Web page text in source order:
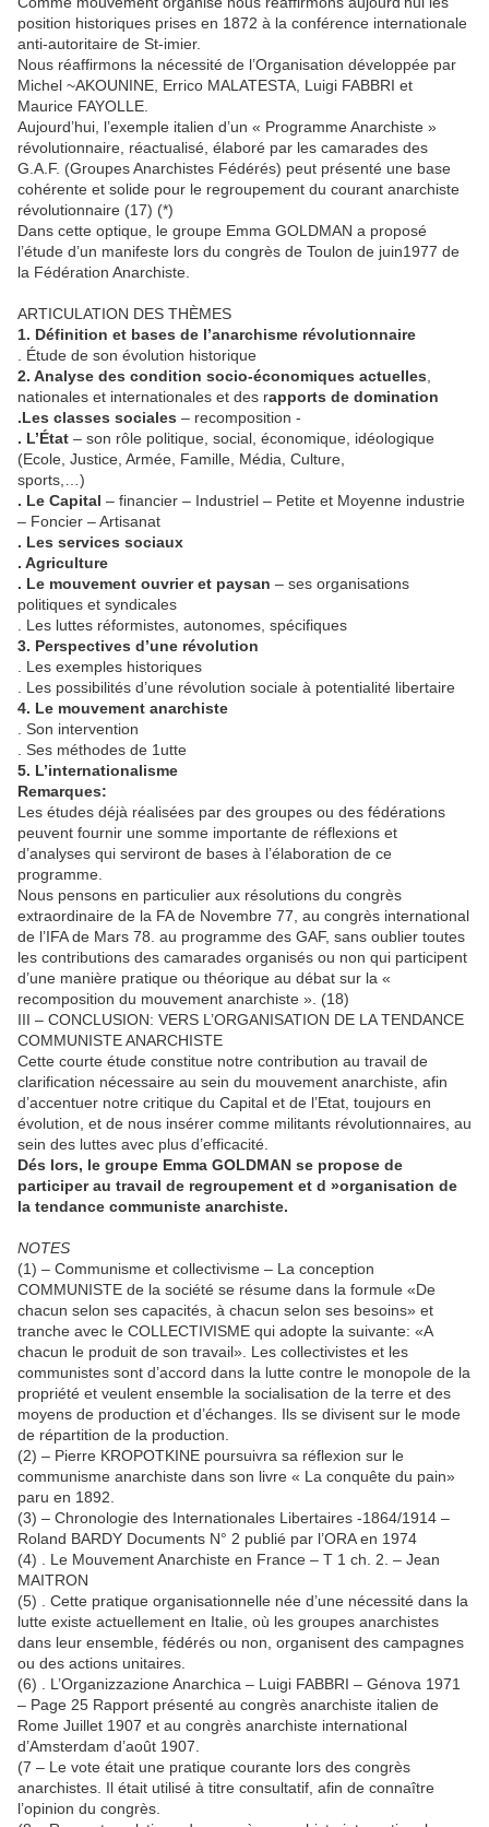
position historiques prises en 1872 à la conférence internationale
anti-autoritaire de St-imier.
Nous réaffirmons la nécessité de l’Organisation développée par
Michel ~AKOUNINE, Errico MALATESTA, Luigi FABBRI et
Maurice FAYOLLE.
Aujourd’hui, l’exemple italien d’un « Programme Anarchiste »
révolutionnaire, réactualisé, élaboré par les camarades des
G.A.F. (Groupes Anarchistes Fédérés) peut présenté une base
cohérente et solide pour le regroupement du courant anarchiste
révolutionnaire (17) (*)
Dans cette optique, le groupe Emma GOLDMAN a proposé
l’étude d’un manifeste lors du congrès de Toulon de juin1977 de
la Fédération Anarchiste.
ARTICULATION DES THÈMES
1. Définition et bases de l’anarchisme révolutionnaire
. Étude de son évolution historique
2. Analyse des condition socio-économiques actuelles
nationales et internationales et des rapports de domination
.Les classes sociales – recomposition -
. L’État – son rôle politique, social, économique, idéologique
(Ecole, Justice, Armée, Famille, Média, Culture,
sports,…)
. Le Capital – financier – Industriel – Petite et Moyenne industrie
– Foncier – Artisanat
. Les services sociaux
. Agriculture
. Le mouvement ouvrier et paysan – ses organisations
politiques et syndicales
. Les luttes réformistes, autonomes, spécifiques
3. Perspectives d’une révolution
. Les exemples historiques
. Les possibilités d’une révolution sociale à potentialité libertaire
4. Le mouvement anarchiste
. Son intervention
. Ses méthodes de 1utte
5. L’internationalisme
Remarques:
Les études déjà réalisées par des groupes ou des fédérations
peuvent fournir une somme importante de réflexions et
d’analyses qui serviront de bases à l’élaboration de ce
programme.
Nous pensons en particulier aux résolutions du congrès
extraordinaire de la FA de Novembre 77, au congrès international
de l’IFA de Mars 78. au programme des GAF, sans oublier toutes
les contributions des camarades organisés ou non qui participent
d’une manière pratique ou théorique au débat sur la «
recomposition du mouvement anarchiste ». (18)
III – CONCLUSION: VERS L’ORGANISATION DE LA TENDANCE
COMMUNISTE ANARCHISTE
Cette courte étude constitue notre contribution au travail de
clarification nécessaire au sein du mouvement anarchiste, afin
d’accentuer notre critique du Capital et de l’Etat, toujours en
évolution, et de nous insérer comme militants révolutionnaires, au
sein des luttes avec plus d’efficacité.
Dés lors, le groupe Emma GOLDMAN se propose de
participer au travail de regroupement et d »organisation de
la tendance communiste anarchiste.
NOTES
(1) – Communisme et collectivisme – La conception
COMMUNISTE de la société se résume dans la formule «De
chacun selon ses capacités, à chacun selon ses besoins» et
tranche avec le COLLECTIVISME qui adopte la suivante: «A
chacun le produit de son travail». Les collectivistes et les
communistes sont d’accord dans la lutte contre le monopole de la
propriété et veulent ensemble la socialisation de la terre et des
moyens de production et d’échanges. Ils se divisent sur le mode
de répartition de la production.
(2) – Pierre KROPOTKINE poursuivra sa réflexion sur le
communisme anarchiste dans son livre « La conquête du pain»
paru en 1892.
(3) – Chronologie des Internationales Libertaires -1864/1914 –
Roland BARDY Documents N° 2 publié par l’ORA en 1974
(4) . Le Mouvement Anarchiste en France – T 1 ch. 2. – Jean
MAITRON
(5) . Cette pratique organisationnelle née d’une nécessité dans la
lutte existe actuellement en Italie, où les groupes anarchistes
dans leur ensemble, fédérés ou non, organisent des campagnes
ou des actions unitaires.
(6) . L’Organizzazione Anarchica – Luigi FABBRI – Génova 1971
– Page 25 Rapport présenté au congrès anarchiste italien de
Rome Juillet 1907 et au congrès anarchiste international
d’Amsterdam d’août 1907.
(7 – Le vote était une pratique courante lors des congrès
anarchistes. Il était utilisé à titre consultatif, afin de connaître
l’opinion du congrès.